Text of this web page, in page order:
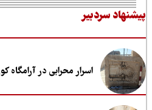
سردبیر
اسرار محرابی در آرامگاه کوروش